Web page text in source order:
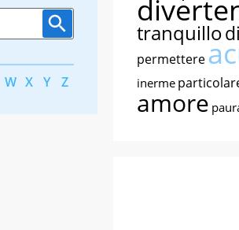
W X Y Z
tranquillo
permettere
inerme
amore